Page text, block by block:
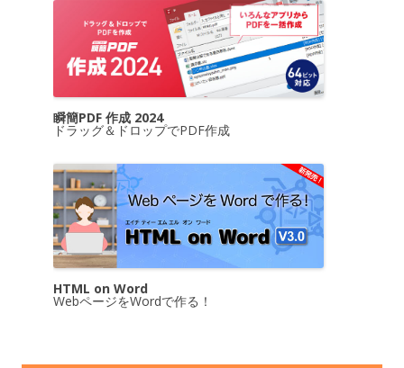
瞬簡PDF 作成 2024
ドラッグ＆ドロップでPDF作成
HTML on Word
WebページをWordで作る！